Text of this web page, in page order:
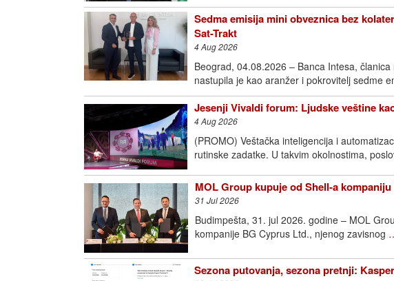
Sedma emisija mini obveznica bez
Sat-Trakt
4 Aug 2026
Beograd, 04.08.2026 – Banca Intesa,
nastupila je kao aranžer i pokrovitelj sedme
Jesenji Vivaldi forum: Ljudske veštine
4 Aug 2026
(PROMO) Veštačka inteligencija i
rutinske zadatke. U takvim okolnostima,
MOL Group kupuje od Shell-a
31 Jul 2026
Budimpešta, 31. jul 2026. godine – MOL
kompanije BG Cyprus Ltd., njenog zavisnog
Sezona putovanja, sezona pretnji: